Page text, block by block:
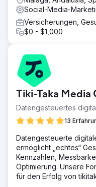
Social-Media-
Versicherungen,
$0 - $1,000
Tiki-Taka Media
Datengesteuertes
13
Datengesteuerte
ermöglicht „echtes“
Kennzahlen,
Optimierung. Unsere
für den Erfolg von